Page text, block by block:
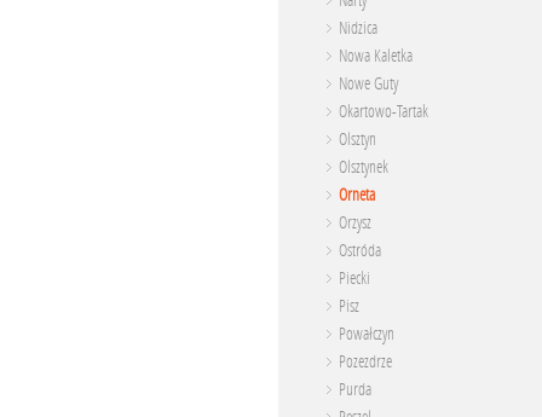
Nidzica
Nowa Kaletka
Nowe Guty
Okartowo-Tartak
Olsztyn
Olsztynek
Orneta
Orzysz
Ostróda
Piecki
Pisz
Powałczyn
Pozezdrze
Purda